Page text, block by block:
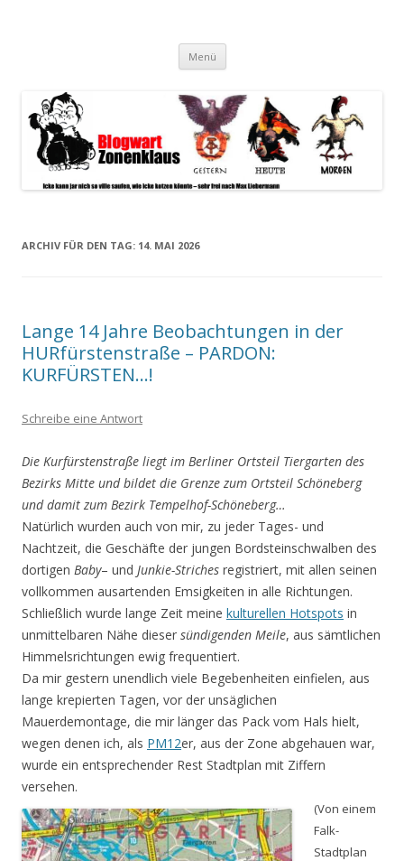
spiegeln im wesentlichen den Gesundheitszustand dieser unserer
Menü Zum
springen
ARCHIV FÜR DEN TAG: 14. MAI 2026
Lange 14 Jahre Beobachtungen in der
HURfürstenstraße – PARDON:
KURFÜRSTEN…!
Schreibe eine Antwort
Die Kurfürstenstraße liegt im Berliner Ortsteil Tiergarten des
Bezirks Mitte und bildet die Grenze zum Ortsteil Schöneberg
und damit zum Bezirk Tempelhof-Schöneberg…
Natürlich wurden auch von mir, zu jeder Tages- und
Nachtzeit, die Geschäfte der jungen Bordstein­schwalben des
dortigen Baby– und Junkie-Striches registriert, mit allen seinen
vollkommen ausar­tenden Emsigkeiten in alle Richtungen.
Schließlich wurde lange Zeit meine kulturellen Hotspots in
unmittelbaren Nähe dieser sündigenden Meile, aus sämtlichen
Himmelsrichtungen ewig frequentiert.
Da mir gestern unendlich viele Begebenheiten einfielen, aus
lange krepierten Tagen, vor der unsäg­lichen
Mauerdemontage, die mir länger das Pack vom Hals hielt,
wegen denen ich, als PM12er, aus der Zone abgehauen war,
wurde ein entsprechender Rest Stadtplan mit Ziffern
versehen.
(Von einem
Falk-
Stadtplan